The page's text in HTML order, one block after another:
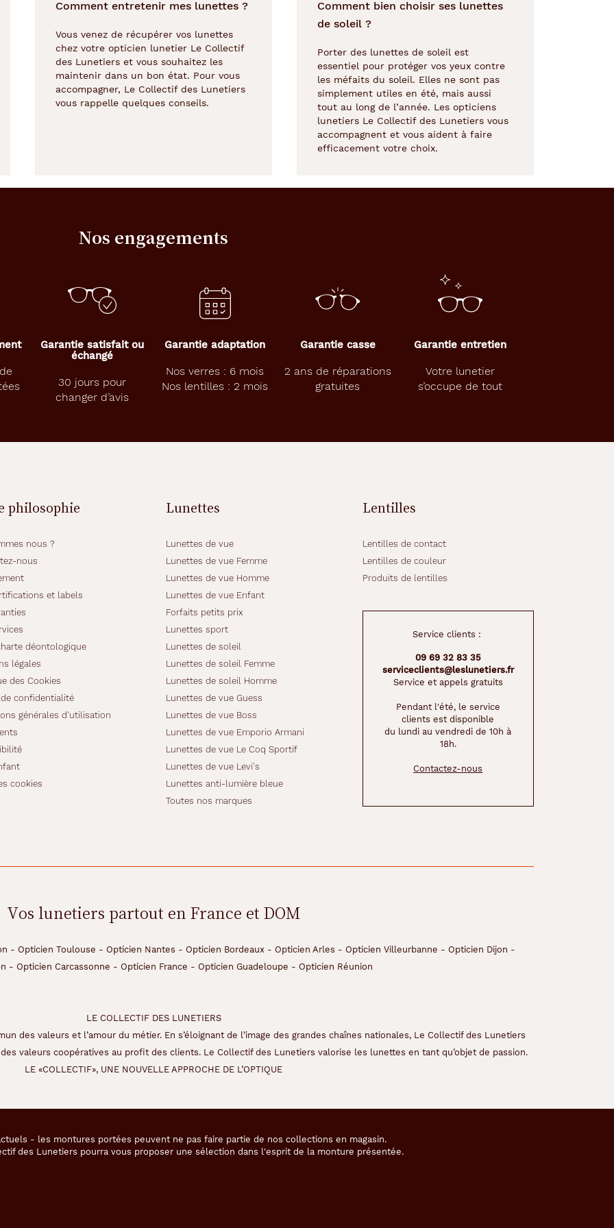
Comment entretenir mes lunettes ?
Vous venez de récupérer vos lunettes
chez votre opticien lunetier Le Collectif
des Lunetiers et vous souhaitez les
maintenir dans un bon état. Pour vous
accompagner, Le Collectif des Lunetiers
vous rappelle quelques conseils.
Comment bien choisir ses lunettes
de soleil ?
Porter des lunettes de soleil est
essentiel pour protéger vos yeux contre
les méfaits du soleil. Elles ne sont pas
simplement utiles en été, mais aussi
tout au long de l’année. Les opticiens
lunetiers Le Collectif des Lunetiers vous
accompagnent et vous aident à faire
efficacement votre choix.
Nos engagements
Garantie satisfait ou
échangé
30 jours pour
changer d’avis
Garantie adaptation
Nos verres : 6 mois
Nos lentilles : 2 mois
Garantie casse
2 ans de réparations
gratuites
Garantie entretien
Votre lunetier
s’occupe de tout
philosophie
nous ?
nous
et labels
déontologique
légales
des Cookies
confidentialité
générales d'utilisation
cookies
Lunettes
Lunettes de vue
Lunettes de vue Femme
Lunettes de vue Homme
Lunettes de vue Enfant
Forfaits petits prix
Lunettes sport
Lunettes de soleil
Lunettes de soleil Femme
Lunettes de soleil Homme
Lunettes de vue Guess
Lunettes de vue Boss
Lunettes de vue Emporio Armani
Lunettes de vue Le Coq Sportif
Lunettes de vue Levi's
Lunettes anti-lumière bleue
Toutes nos marques
Lentilles
Lentilles de contact
Lentilles de couleur
Produits de lentilles
Service clients :
09 69 32 83 35
serviceclients@leslunetiers.fr
Service et appels gratuits
Pendant l'été, le service
clients est disponible
du lundi au vendredi de 10h à
18h.
Contactez-nous
Vos lunetiers partout en France et DOM
- Opticien Toulouse - Opticien Nantes - Opticien Bordeaux - Opticien Arles - Opticien Villeurbanne - Opticien Dijon -
- Opticien Carcassonne - Opticien France - Opticien Guadeloupe - Opticien Réunion
LE COLLECTIF DES LUNETIERS
des valeurs et l’amour du métier. En s’éloignant de l’image des grandes chaînes nationales, Le Collectif des Lunetiers
valeurs coopératives au profit des clients. Le Collectif des Lunetiers valorise les lunettes en tant qu’objet de passion.
LE «COLLECTIF», UNE NOUVELLE APPROCHE DE L’OPTIQUE
- les montures portées peuvent ne pas faire partie de nos collections en magasin.
des Lunetiers pourra vous proposer une sélection dans l'esprit de la monture présentée.